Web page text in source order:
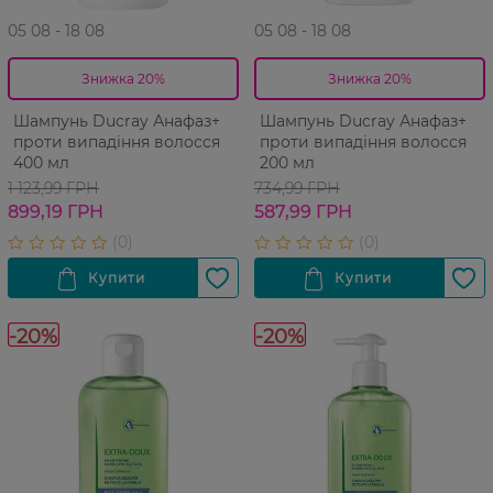
05 08 - 18 08
Знижка 20%
Шампунь Ducray Анафаз+
проти випадіння волосся
400 мл
1 123,99 ГРН
899,19 ГРН
05 08 - 18 08
Знижка 20%
Шампунь Ducray Анафаз+
проти випадіння волосся
200 мл
734,99 ГРН
587,99 ГРН
-20% -20%